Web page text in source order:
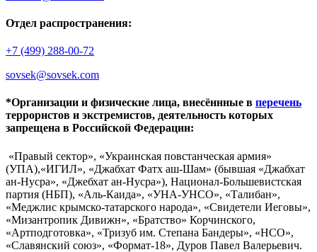
Отдел распространения:
+7 (499) 288-00-72
sovsek@sovsek.com
*Организации и физические лица, внесённные в перечень
террористов и экстремистов, деятельность которых
запрещена в Российской Федерации:
«Правый сектор», «Украинская повстанческая армия»
(УПА),«ИГИЛ», «Джабхат Фатх аш-Шам» (бывшая «Джабхат
ан-Нусра», «Джебхат ан-Нусра»), Национал-Большевистская
партия (НБП), «Аль-Каида», «УНА-УНСО», «Талибан»,
«Меджлис крымско-татарского народа», «Свидетели Иеговы»,
«Мизантропик Дивижн», «Братство» Корчинского,
«Артподготовка», «Тризуб им. Степана Бандеры», «НСО»,
«Славянский союз», «Формат-18», Дуров Павел Валерьевич.